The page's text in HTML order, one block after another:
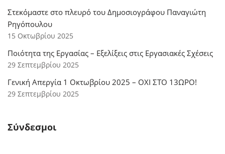
Στεκόμαστε στο πλευρό του Δημοσιογράφου Παναγιώτη
Ρηγόπουλου
15 Οκτωβρίου 2025
Ποιότητα της Εργασίας – Εξελίξεις στις Εργασιακές Σχέσεις
29 Σεπτεμβρίου 2025
Γενική Απεργία 1 Οκτωβρίου 2025 – ΟΧΙ ΣΤΟ 13ΩΡΟ!
29 Σεπτεμβρίου 2025
Σύνδεσμοι